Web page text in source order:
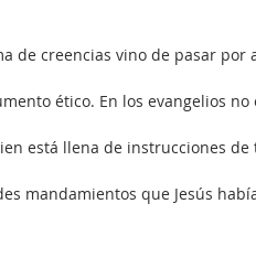
de creencias vino de pasar por
ético. En los evangelios no
está llena de instrucciones de
mandamientos que Jesús